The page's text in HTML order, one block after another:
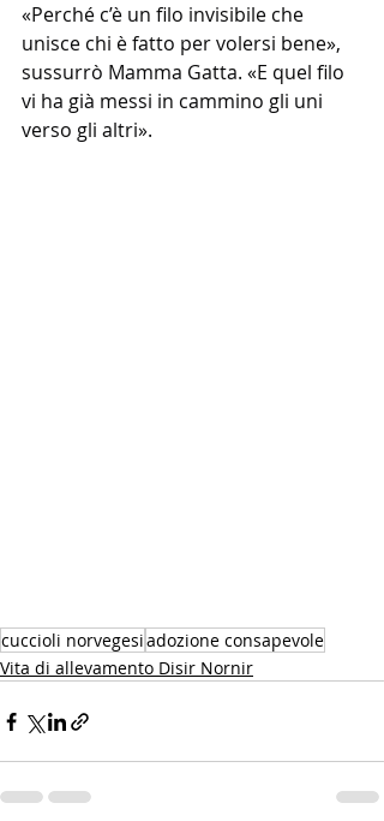
«Perché c’è un filo invisibile che
unisce chi è fatto per volersi bene»,
sussurrò Mamma Gatta. «E quel filo
vi ha già messi in cammino gli uni
verso gli altri».
cuccioli norvegesiadozione consapevole
Vita di allevamento Disir Nornir